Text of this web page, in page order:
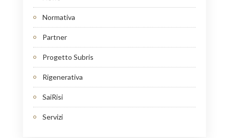
Normativa
Partner
Progetto Subris
Rigenerativa
SaiRisi
Servizi